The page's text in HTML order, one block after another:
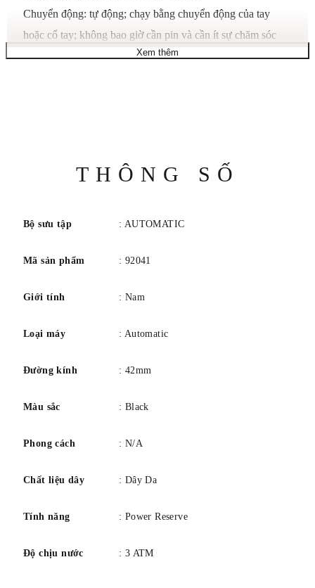
Chuyển động: tự động; chạy bằng chuyển động của tay
hoặc cổ tay; không bao giờ cần pin và cần ít sự chăm sóc
Vỏ: thép không gỉ tròn tông vàng; 42mm
Xem thêm
THÔNG SỐ
Bộ sưu tập : AUTOMATIC
Mã sản phẩm : 92041
Giới tính : Nam
Loại máy : Automatic
Đường kính : 42mm
Màu sắc : Black
Phong cách : N/A
Chất liệu dây : Dây Da
Tính năng : Power Reserve
Độ chịu nước : 3 ATM